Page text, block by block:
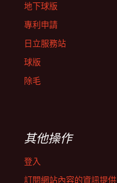
地下球版
專利申請
日立服務站
球版
除毛
其他操作
登入
訂閱網站內容的資訊提供